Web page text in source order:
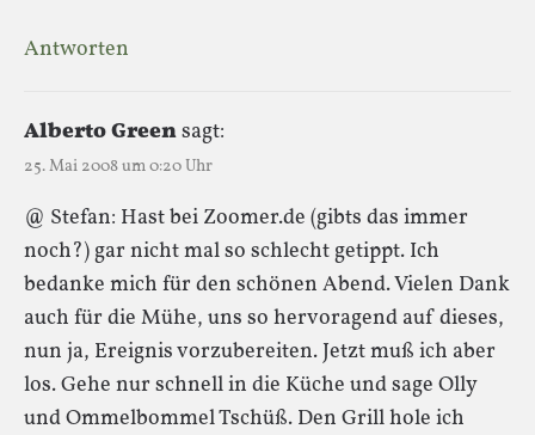
Antworten
Alberto Greensagt:
25. Mai 2008 um 0:20 Uhr
@ Stefan: Hast bei Zoomer.de (gibts das immer
noch?) gar nicht mal so schlecht getippt. Ich
bedanke mich für den schönen Abend. Vielen Dank
auch für die Mühe, uns so hervoragend auf dieses,
nun ja, Ereignis vorzubereiten. Jetzt muß ich aber
los. Gehe nur schnell in die Küche und sage Olly
und Ommelbommel Tschüß. Den Grill hole ich